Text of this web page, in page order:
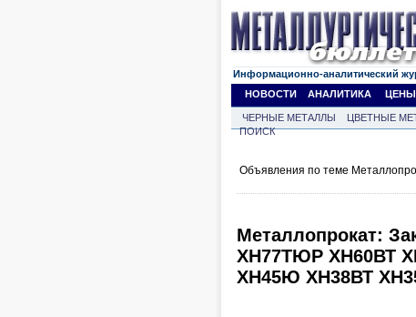
Информационно-аналитический
НОВОСТИ
АНАЛИТИКА
ЧЕРНЫЕ МЕТАЛЛЫ ЦВЕТНЫЕ
ПОИСК
Объявления по теме
Металлопрокат:
ХН77ТЮР ХН60ВТ
ХН45Ю ХН38ВТ